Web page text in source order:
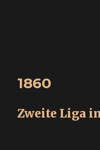
1860
Zweite Liga